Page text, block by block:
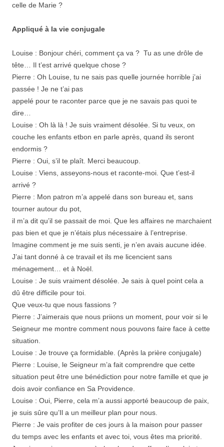
celle de Marie ?
Appliqué à la vie conjugale
Louise : Bonjour chéri, comment ça va ? Tu as une drôle de
tête… Il t’est arrivé quelque chose ?
Pierre : Oh Louise, tu ne sais pas quelle journée horrible j’ai
passée ! Je ne t’ai pas
appelé pour te raconter parce que je ne savais pas quoi te
dire…
Louise : Oh là là ! Je suis vraiment désolée. Si tu veux, on
couche les enfants etbon en parle après, quand ils seront
endormis ?
Pierre : Oui, s’il te plaît. Merci beaucoup.
Louise : Viens, asseyons-nous et raconte-moi. Que t’est-il
arrivé ?
Pierre : Mon patron m’a appelé dans son bureau et, sans
tourner autour du pot,
il m’a dit qu’il se passait de moi. Que les affaires ne marchaient
pas bien et que je n’étais plus nécessaire à l’entreprise.
Imagine comment je me suis senti, je n’en avais aucune idée.
J’ai tant donné à ce travail et ils me licencient sans
ménagement… et à Noël.
Louise : Je suis vraiment désolée. Je sais à quel point cela a
dû être difficile pour toi.
Que veux-tu que nous fassions ?
Pierre : J’aimerais que nous priions un moment, pour voir si le
Seigneur me montre comment nous pouvons faire face à cette
situation.
Louise : Je trouve ça formidable. (Après la prière conjugale)
Pierre : Louise, le Seigneur m’a fait comprendre que cette
situation peut être une bénédiction pour notre famille et que je
dois avoir confiance en Sa Providence.
Louise : Oui, Pierre, cela m’a aussi apporté beaucoup de paix,
je suis sûre qu’Il a un meilleur plan pour nous.
Pierre : Je vais profiter de ces jours à la maison pour passer
du temps avec les enfants et avec toi, vous êtes ma priorité.